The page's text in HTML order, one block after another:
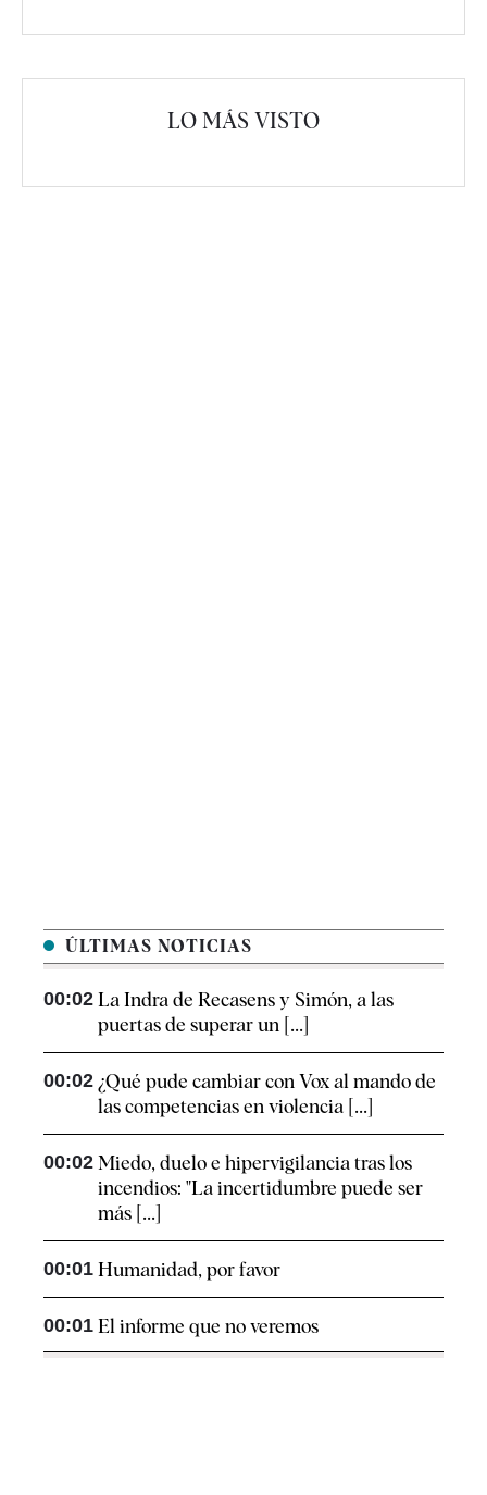
LO MÁS VISTO
ÚLTIMAS NOTICIAS
00:02 La Indra de Recasens y Simón, a las
puertas de superar un [...]
00:02 ¿Qué pude cambiar con Vox al mando de
las competencias en violencia [...]
00:02 Miedo, duelo e hipervigilancia tras los
incendios: "La incertidumbre puede ser
más [...]
00:01 Humanidad, por favor
00:01 El informe que no veremos